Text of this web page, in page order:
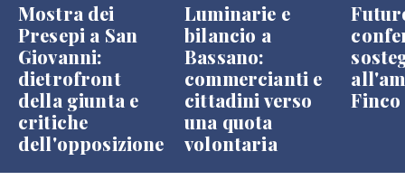
Mostra dei
Presepi a San
Giovanni:
dietrofront
della giunta e
critiche
dell'opposizione
Luminarie e
bilancio a
Bassano:
commercianti e
cittadini verso
una quota
volontaria
Finco